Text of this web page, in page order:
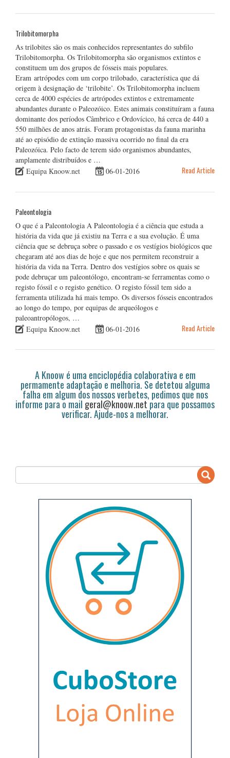
Trilobitomorpha
As trilobites são os mais conhecidos representantes do subfilo
Trilobitomorpha. Os Trilobitomorpha são organismos extintos e
constituem um dos grupos de fósseis mais populares.
Eram artrópodes com um corpo trilobado, característica que dá
origem à designação de ‘trilobite’. Os Trilobitomorpha incluem
cerca de 4000 espécies de artrópodes extintos e extremamente
abundantes durante o Paleozóico. Estes animais constituíram a fauna
dominante dos períodos Câmbrico e Ordovícico, há cerca de 440 a
550 milhões de anos atrás. Foram protagonistas da fauna marinha
até ao episódio de extinção massiva ocorrido no final da era
Paleozóica. Pelo facto de terem sido organismos abundantes,
amplamente distribuídos e …
Equipa Knoow.net
06-01-2016 Read Article
Paleontologia
O que é a Paleontologia A Paleontologia é a ciência que estuda a
história da vida que já existiu na Terra e a sua evolução. É uma
ciência que se debruça sobre o passado e os vestígios biológicos que
chegaram até aos dias de hoje e que nos permitem reconstruir a
história da vida na Terra. Dentro dos vestígios sobre os quais se
pode debruçar um paleontólogo, encontram-se ferramentas como o
registo fóssil e o registo genético. O registo fóssil tem sido a
ferramenta utilizada há mais tempo. Os diversos fósseis encontrados
ao longo do tempo, por equipas de arqueólogos e
paleoantropólogos, …
Equipa Knoow.net
06-01-2016 Read Article
A Knoow é uma enciclopédia colaborativa e em
permamente adaptação e melhoria. Se detetou alguma
falha em algum dos nossos verbetes, pedimos que nos
informe para o mail geral@knoow.netpara que possamos
verificar. Ajude-nos a melhorar.